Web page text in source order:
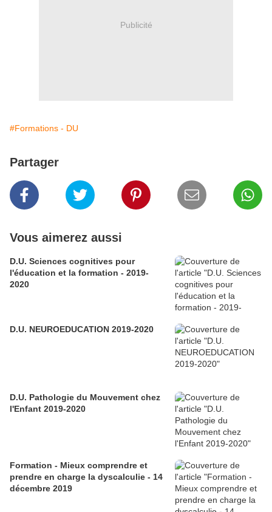
Publicité
#Formations - DU
Partager
Vous aimerez aussi
D.U. Sciences cognitives pour
l'éducation et la formation - 2019-
2020
D.U. NEUROEDUCATION 2019-2020
D.U. Pathologie du Mouvement chez
l'Enfant 2019-2020
Formation - Mieux comprendre et
prendre en charge la dyscalculie - 14
décembre 2019